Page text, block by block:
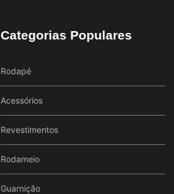
Categorias Populares
Rodapé
Acessórios
Revestimentos
Rodameio
Guarnição